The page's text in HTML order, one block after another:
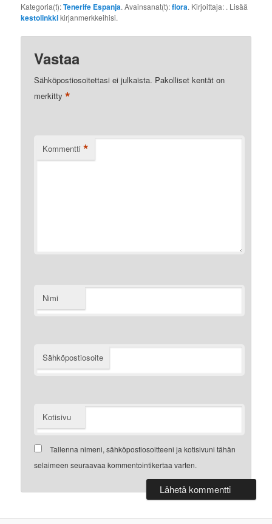
Kategoria(t):Tenerife Espanja. Avainsanat(t):flora. Kirjoittaja: . Lisää
kestolinkkikirjanmerkkeihisi.
Vastaa
Sähköpostiosoitettasi ei julkaista. Pakolliset kentät on
merkitty*
Kommentti *
Nimi
Sähköpostiosoite
Kotisivu
Tallenna nimeni, sähköpostiosoitteeni ja kotisivuni tähän
selaimeen seuraavaa kommentointikertaa varten.